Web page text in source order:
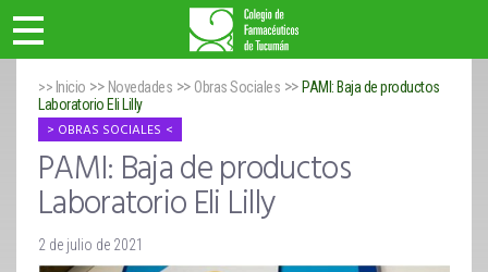
>> Inicio >> Novedades >> Obras Sociales >> PAMI: Baja de productos
Laboratorio Eli Lilly
OBRAS SOCIALES
PAMI: Baja de productos
Laboratorio Eli Lilly
2 de julio de 2021